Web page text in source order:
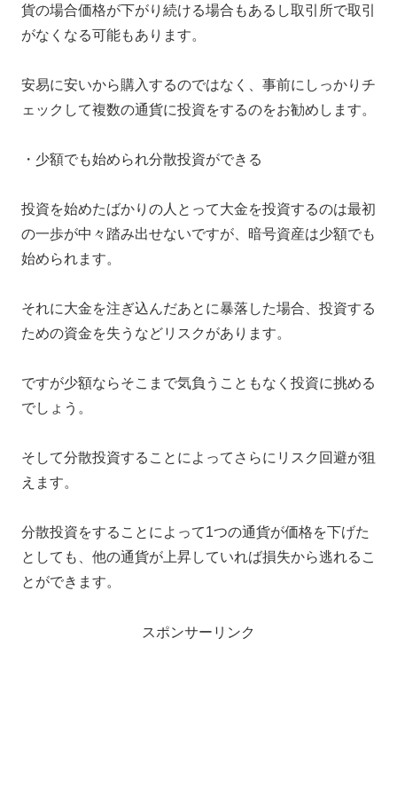
貨の場合価格が下がり続ける場合もあるし取引所で取引
がなくなる可能もあります。
安易に安いから購入するのではなく、事前にしっかりチ
ェックして複数の通貨に投資をするのをお勧めします。
・少額でも始められ分散投資ができる
投資を始めたばかりの人とって大金を投資するのは最初
の一歩が中々踏み出せないですが、暗号資産は少額でも
始められます。
それに大金を注ぎ込んだあとに暴落した場合、投資する
ための資金を失うなどリスクがあります。
ですが少額ならそこまで気負うこともなく投資に挑める
でしょう。
そして分散投資することによってさらにリスク回避が狙
えます。
分散投資をすることによって1つの通貨が価格を下げた
としても、他の通貨が上昇していれば損失から逃れるこ
とができます。
スポンサーリンク